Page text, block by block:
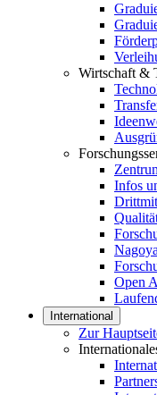
Wirtschaft &
Infos
Open
International
Zur